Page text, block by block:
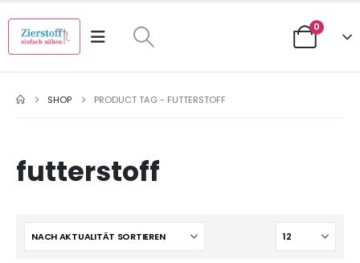
0
SHOP PRODUCT TAG - FUTTERSTOFF
futterstoff